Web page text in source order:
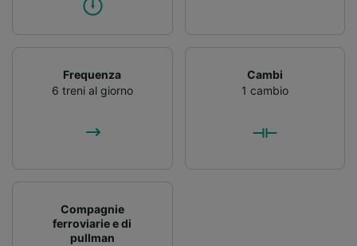
Frequenza
6 treni al giorno
Cambi
1 cambio
Compagnie
ferroviarie e di
pullman